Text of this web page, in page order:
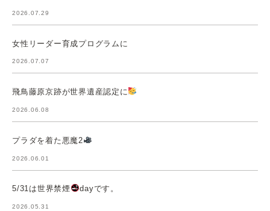
2026.07.29
女性リーダー育成プログラムに
2026.07.07
飛鳥藤原京跡が世界遺産認定に
2026.06.08
プラダを着た悪魔2
2026.06.01
5/31は世界禁煙 dayです。
2026.05.31